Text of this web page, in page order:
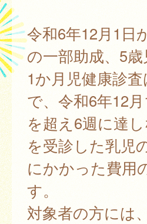
令和6年12月1日
の一部助成、5
1か月児健康診
で、令和6年12
を超え6週に達
を受診した乳児
にかかった費用
す。
対象者の方には